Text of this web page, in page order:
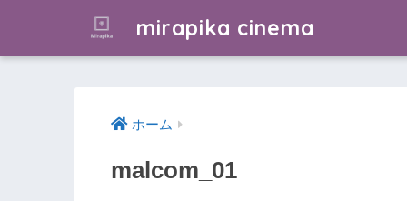
mirapika cinema
ホーム
malcom_01